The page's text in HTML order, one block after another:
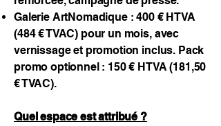
Galerie ArtNomadique : 400 € HTVA
(484 € TVAC) pour un mois, avec
vernissage et promotion inclus. Pack
promo optionnel : 150 € HTVA (181,50
€ TVAC).
Quel espace est attribué ?